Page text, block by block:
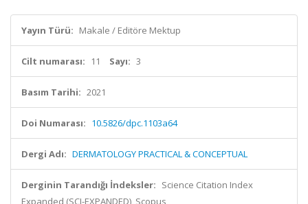
Yayın Türü: Makale / Editöre Mektup
Cilt numarası: 11 Sayı: 3
Basım Tarihi: 2021
Doi Numarası: 10.5826/dpc.1103a64
Dergi Adı: DERMATOLOGY PRACTICAL & CONCEPTUAL
Derginin Tarandığı İndeksler: Science Citation Index
Expanded (SCI-EXPANDED), Scopus